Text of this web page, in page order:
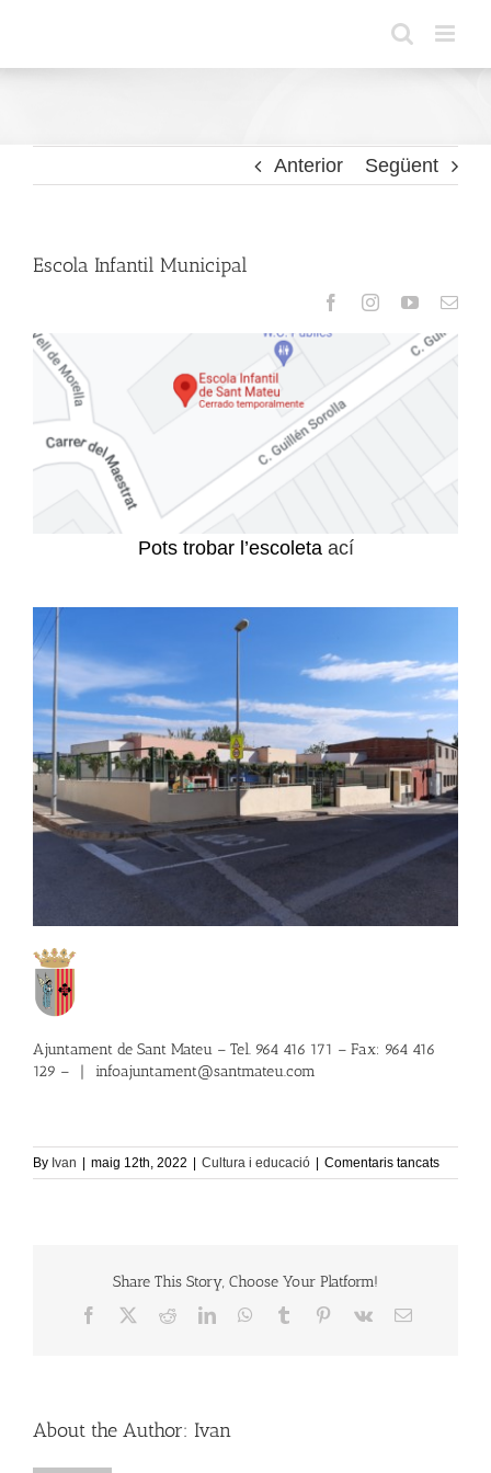
content
Anterior Següent
Escola Infantil Municipal
Pots trobar l’escoleta ací
Ajuntament de Sant Mateu – Tel. 964 416 171 – Fax: 964 416
129 –
| infoajuntament@santmateu.com
By Ivan maig 12th, 2022 Cultura i educació Comentaris tancatsa
Escola
Share This Story, Choose Your Platform!
Facebook RedditLinkedInWhatsApp
Tumblr Pinterest
Vk Email:
About the Author: Ivan